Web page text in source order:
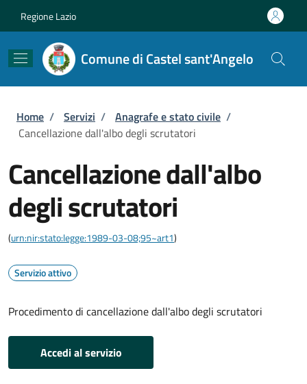
Regione Lazio
Comune di Castel sant'Angelo
Briciole di pane
Home / Servizi / Anagrafe e stato civile /
Cancellazione dall'albo degli scrutatori
Cancellazione dall'albo
degli scrutatori
(urn:nir:stato:legge:1989-03-08;95~art1)
Servizio attivo
Procedimento di cancellazione dall'albo degli scrutatori
Accedi al servizio